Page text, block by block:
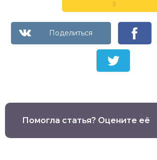
0
Помогла статья? Оцените её